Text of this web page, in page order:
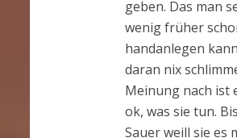
geben. Das man
wenig früher
handanlegen
daran nix
Meinung nach ist
ok, was sie tun.
Sauer weill sie es